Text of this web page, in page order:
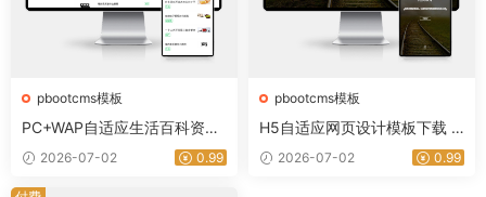
pbootcms模板
PC+WAP自适应生活百科资讯
网站模板 | PbootCMS网站源
码下载｜星途资源网
2026-07-02 0.99
pbootcms模板
H5自适应网页设计模板下载 |
PbootCMS IT网络公司网站建
设源码｜星途资源网
2026-07-02 0.99